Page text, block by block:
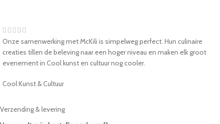
Onze samenwerking met McKili is simpelweg perfect. Hun culinaire
creaties tillen de beleving naar een hoger niveau en maken elk groot
evenement in Cool kunst en cultuur nog cooler.
Cool Kunst & Cultuur
Verzending & levering